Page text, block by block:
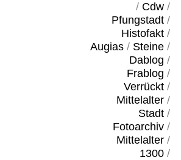
/ Cdw/
Pfungstadt/
Histofakt/
Augias/ Steine/
Dablog /
Frablog /
Verrückt/
Mittelalter/
Stadt/
Fotoarchiv/
Mittelalter/
1300/